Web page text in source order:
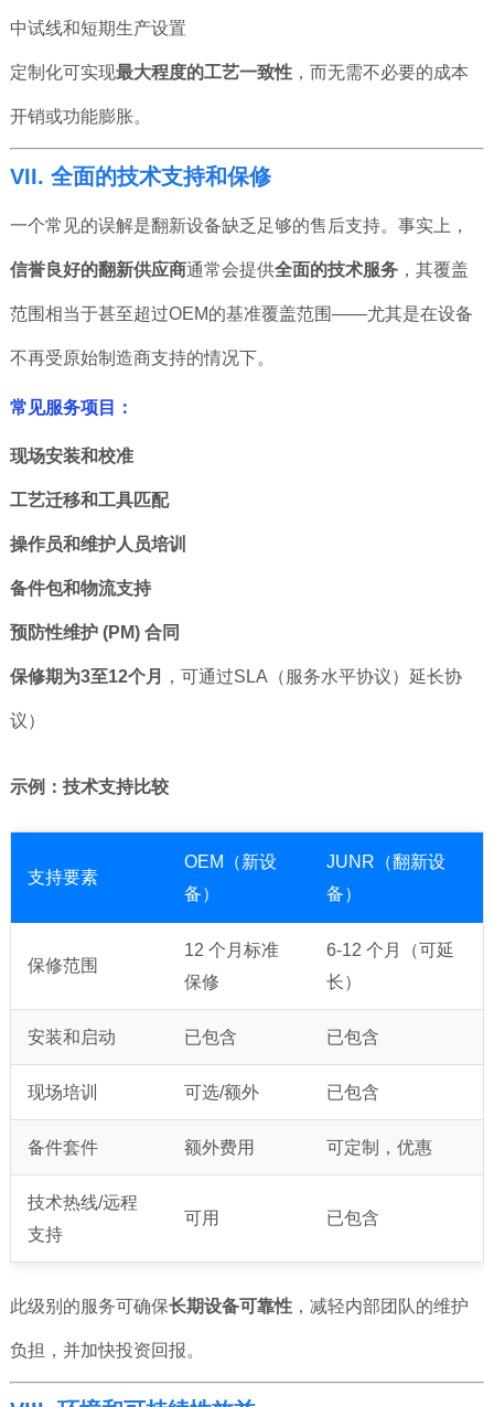
中试线和短期生产设置
定制化可实现最大程度的工艺一致性，而无需不必要的成本
开销或功能膨胀。
VII. 全面的技术支持和保修
一个常见的误解是翻新设备缺乏足够的售后支持。事实上，
信誉良好的翻新供应商通常会提供全面的技术服务，其覆盖
范围相当于甚至超过OEM的基准覆盖范围——尤其是在设备
不再受原始制造商支持的情况下。
常见服务项目：
现场安装和校准
工艺迁移和工具匹配
操作员和维护人员培训
备件包和物流支持
预防性维护 (PM) 合同
保修期为3至12个月 ，可通过SLA（服务水平协议）延长协
议）
示例：技术支持比较
支持要素
OEM（新设
备）
JUNR（翻新设
备）
保修范围
12 个月标准
保修
6-12 个月（可延
长）
安装和启动 已包含 已包含
现场培训 可选/额外 已包含
备件套件 额外费用 可定制，优惠
技术热线/远程
支持
可用 已包含
此级别的服务可确保长期设备可靠性，减轻内部团队的维护
负担，并加快投资回报。